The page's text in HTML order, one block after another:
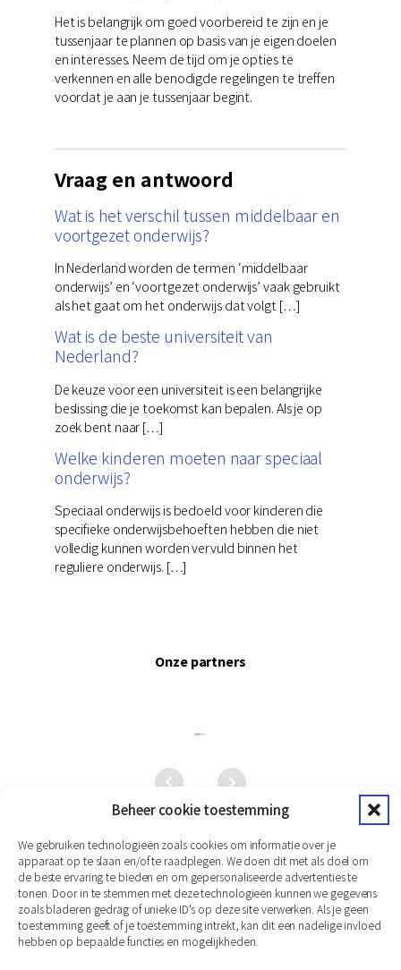
Beheer cookie toestemming
We gebruiken technologieën zoals cookies om informatie over je
apparaat op te slaan en/of te raadplegen. We doen dit met als doel om
de beste ervaring te bieden en om gepersonaliseerde advertenties te
tonen. Door in te stemmen met deze technologieën kunnen we gegevens
zoals bladeren gedrag of unieke ID's op deze site verwerken. Als je geen
toestemming geeft of je toestemming intrekt, kan dit een nadelige invloed
hebben op bepaalde functies en mogelijkheden.
Het is belangrijk om goed voorbereid te zijn en je
tussenjaar te plannen op basis van je eigen doelen
en interesses. Neem de tijd om je opties te
verkennen en alle benodigde regelingen te treffen
voordat je aan je tussenjaar begint.
Vraag en antwoord
Wat is het verschil tussen middelbaar en
voortgezet onderwijs?
In Nederland worden de termen ‘middelbaar
onderwijs’ en ‘voortgezet onderwijs’ vaak gebruikt
als het gaat om het onderwijs dat volgt […]
Wat is de beste universiteit van
Nederland?
De keuze voor een universiteit is een belangrijke
beslissing die je toekomst kan bepalen. Als je op
zoek bent naar […]
Welke kinderen moeten naar speciaal
onderwijs?
Speciaal onderwijs is bedoeld voor kinderen die
specifieke onderwijsbehoeften hebben die niet
volledig kunnen worden vervuld binnen het
reguliere onderwijs. […]
Onze partners